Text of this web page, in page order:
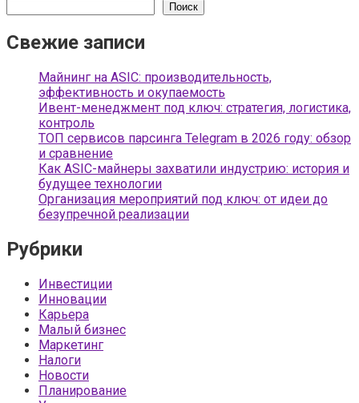
Поиск
Свежие записи
Майнинг на ASIC: производительность,
эффективность и окупаемость
Ивент-менеджмент под ключ: стратегия, логистика,
контроль
ТОП сервисов парсинга Telegram в 2026 году: обзор
и сравнение
Как ASIC-майнеры захватили индустрию: история и
будущее технологии
Организация мероприятий под ключ: от идеи до
безупречной реализации
Рубрики
Инвестиции
Инновации
Карьера
Малый бизнес
Маркетинг
Налоги
Новости
Планирование